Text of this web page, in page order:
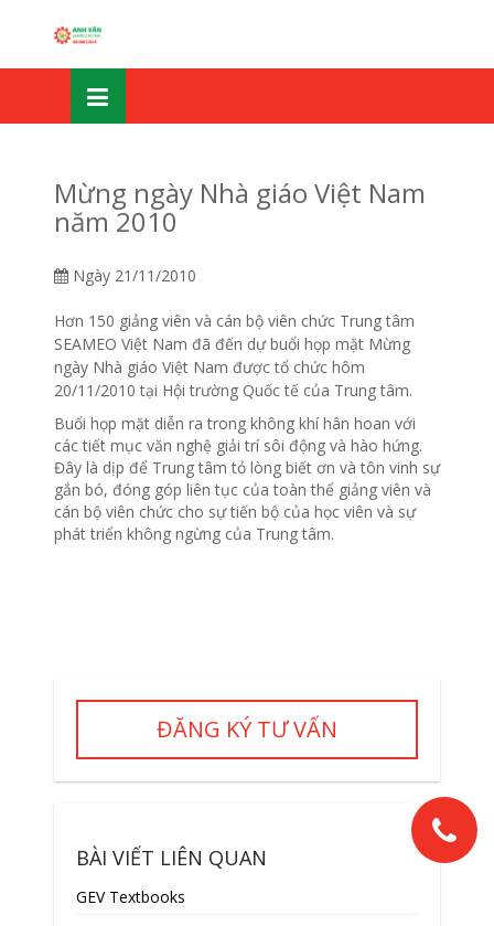
Mừng ngày Nhà giáo Việt Nam
năm 2010
Ngày 21/11/2010
Hơn 150 giảng viên và cán bộ viên chức Trung tâm
SEAMEO Việt Nam đã đến dự buổi họp mặt Mừng
ngày Nhà giáo Việt Nam được tổ chức hôm
20/11/2010 tại Hội trường Quốc tế của Trung tâm.
Buổi họp mặt diễn ra trong không khí hân hoan với
các tiết mục văn nghệ giải trí sôi động và hào hứng.
Đây là dịp để Trung tâm tỏ lòng biết ơn và tôn vinh sự
gắn bó, đóng góp liên tục của toàn thể giảng viên và
cán bộ viên chức cho sự tiến bộ của học viên và sự
phát triển không ngừng của Trung tâm.
ĐĂNG KÝ TƯ VẤN
BÀI VIẾT LIÊN QUAN
GEV Textbooks